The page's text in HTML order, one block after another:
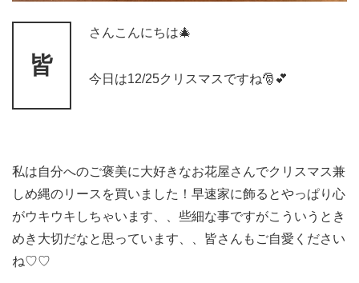
皆
さんこんにちは🎄
今日は12/25クリスマスですね🎅💕
私は自分へのご褒美に大好きなお花屋さんでクリスマス兼
しめ縄のリースを買いました！早速家に飾るとやっぱり心
がウキウキしちゃいます、、些細な事ですがこういうとき
めき大切だなと思っています、、皆さんもご自愛ください
ね♡♡